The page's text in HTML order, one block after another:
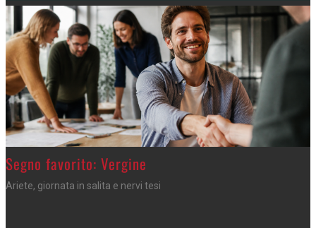
>
Segno favorito: Vergine
Ariete, giornata in salita e nervi tesi